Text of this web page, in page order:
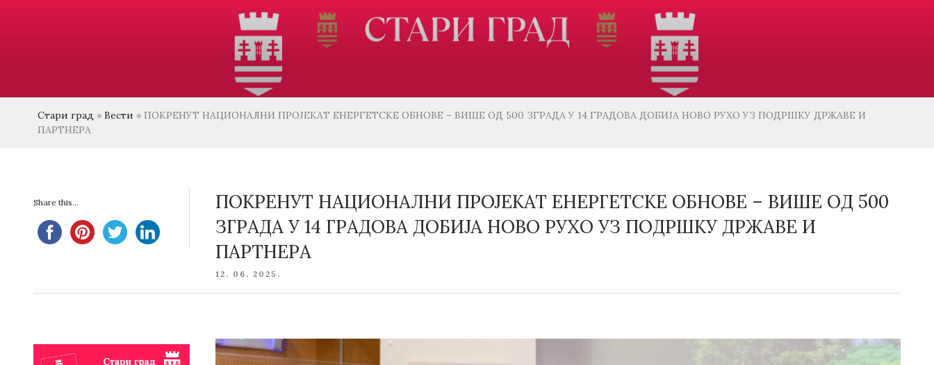
Стари град » Вести » ПОКРЕНУТ НАЦИОНАЛНИ ПРОЈЕКАТ ЕНЕРГЕТСКЕ ОБНОВЕ – ВИШЕ ОД 500 ЗГРАДА У 14 ГРАДОВА ДОБИЈА НОВО РУХО УЗ ПОДРШКУ ДРЖАВЕ И
ПАРТНЕРА
Share this...
ПОКРЕНУТ НАЦИОНАЛНИ ПРОЈЕКАТ ЕНЕРГЕТСКЕ ОБНОВЕ – ВИШЕ ОД 500
ЗГРАДА У 14 ГРАДОВА ДОБИЈА НОВО РУХО УЗ ПОДРШКУ ДРЖАВЕ И
ПАРТНЕРА
POSTED
12. 06. 2025.